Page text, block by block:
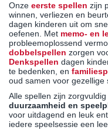
Onze eerste spellen zijn
winnen, verliezen en
dagen kinderen uit om
oefenen. Met memo- en
probleemoplossend
dobbelspellen zorgen
Denkspellen dagen
te bedenken, en
oud samen voor gezellige
Alle spellen zijn
duurzaamheid en
voor uitdagend en leuk
iedere speelsessie een